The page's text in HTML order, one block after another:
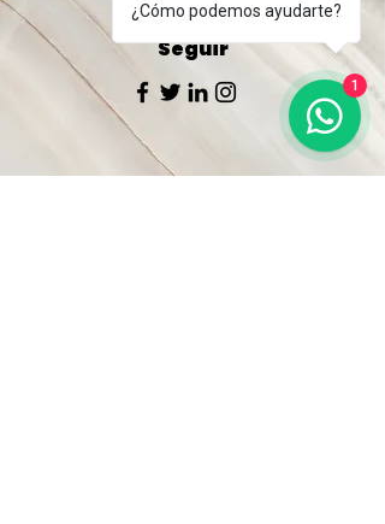
Seguir
¿Cómo podemos ayudarte?
1